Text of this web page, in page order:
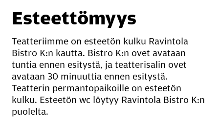
Es­teet­tö­myys
Teatteriimme on esteetön kulku Ravintola
Bistro K:n kautta. Bistro K:n ovet avataan
tuntia ennen esitystä, ja teatterisalin ovet
avataan 30 minuuttia ennen esitystä.
Teatterin permantopaikoille on esteetön
kulku. Esteetön wc löytyy Ravintola Bistro K:n
puolelta.